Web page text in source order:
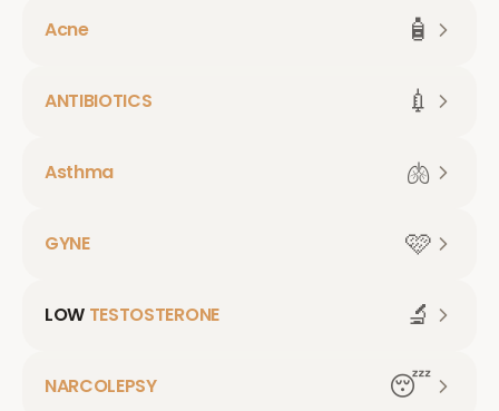
Acne 🧴
ANTIBIOTICS 💉
Asthma 🫁
GYNE 🩷
LOW TESTOSTERONE 🔬
NARCOLEPSY 😴